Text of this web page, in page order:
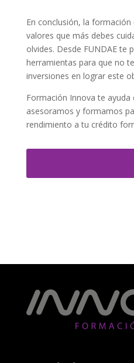
En conclusión, la
valores que más debes
olvides. Desde FUNDAE te
herramientas para que no
inversiones en lograr este
Formación Innova te
asesoramos y formamos
rendimiento a tu crédito